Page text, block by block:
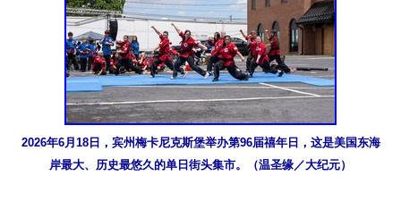
2026年6月18日，宾州梅卡尼克斯堡举办第96届禧年日，这是美国东海
岸最大、历史最悠久的单日街头集市。（温圣缘／大纪元）